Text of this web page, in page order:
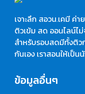
เจาะลึก สอวน.เคมี ค่
ติวเข้ม สด ออนไลน์ไ
สำหรับรอบสดมีทั้งติว
กันเอง เราสอนให้เป็
ข้อมูลอื่นๆ